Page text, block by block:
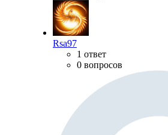
Rsa97
1 ответ
0 вопросов